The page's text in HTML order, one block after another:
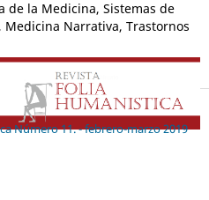
de la Medicina, Sistemas de
Narrativa, Trastornos
Número 11. - febrero-marzo 2019